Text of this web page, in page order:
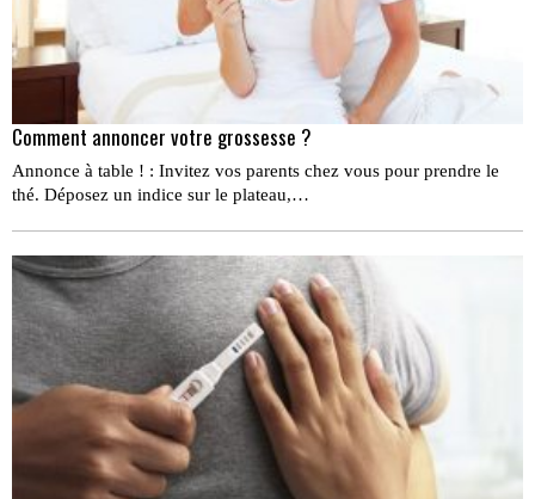
Comment annoncer votre grossesse ?
Annonce à table ! : Invitez vos parents chez vous pour prendre le
thé. Déposez un indice sur le plateau,…